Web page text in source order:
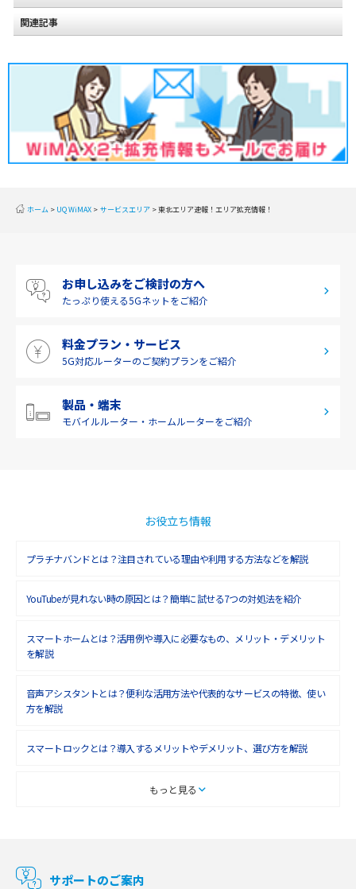
北海道
甲信越
北陸
九州・沖縄
関連記事
ホーム UQ WiMAX サービスエリア 東北エリア速報！エリア拡充情報！
お申し込みをご検討の方へ
たっぷり使える5Gネットをご紹介
料金プラン・サービス
5G対応ルーターのご契約プランをご紹介
製品・端末
モバイルルーター・ ホームルーターをご紹介
お役立ち情報
プラチナバンドとは？注目されている理由や利用する方法などを解説
YouTubeが見れない時の原因とは？簡単に試せる7つの対処法を紹介
スマートホームとは？活用例や導入に必要なもの、メリット・デメリット
を解説
音声アシスタントとは？便利な活用方法や代表的なサービスの特徴、使い
方を解説
スマートロックとは？導入するメリットやデメリット、選び方を解説
スマートテレビとは？特徴や選び方、使い方をわかりやすく解説
マンションで使えるWi-Fiは？種類ごとの特徴や選び方を紹介
もっと見る
サポートのご案内